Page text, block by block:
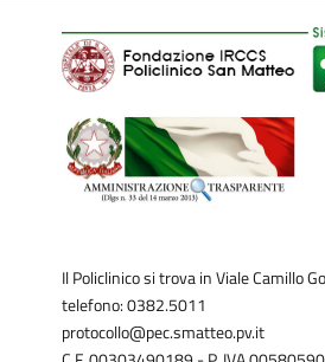
oriented, l’offerta di servizi relativi
utenti alla degenza della donna a
assistenza sociale) e, infine, il livello
dell’ospedale per la gestione di
Il Policlinico si trova in Viale Camillo
telefono: 0382.5011
protocollo@pec.smatteo.pv.it